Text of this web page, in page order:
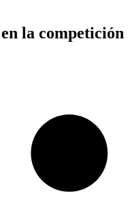
la competición